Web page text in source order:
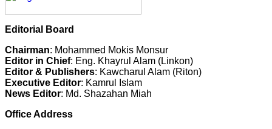
Editorial Board
Chairman: Mohammed Mokis Monsur
Editor in Chief: Eng. Khayrul Alam (Linkon)
Editor & Publishers: Kawcharul Alam (Riton)
Executive Editor: Kamrul Islam
News Editor: Md. Shazahan Miah
Office Address